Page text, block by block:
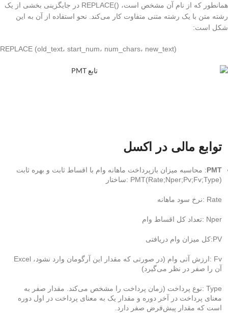
همانطور که از نام آن مشخص است، ()REPLACE در جایگزینی بخشی از یک
رشته متن با یک رشته متنی متفاوت کار می‌کند. نحو استفاده از آن به این
شکل است:
REPLACE (old_text، start_num، num_chars، new_text)
توابع مالی در اکسل
PMT: محاسبه میزان بازپرداخت ماهانه وام با اقساط ثابت و بهره ثابت
PMT(Rate;Nper;Pv;Fv;Type) :ساختار
Rate :نرخ سود ماهانه
Nper :تعداد کل اقساط وام
PV:کل میزان وام دریافتی
Fv :ارزش آتی وام (در صورتی که مقدار این آرگومان وارد نشود، Excel
آن را صفر در نظر می‌گیرد)
Type :نوع پرداخت (زمان پرداخت را مشخص می‌کند. مقدار صفر به
معنای پرداخت در آخر دوره و مقدار یک به معنای پرداخت در اول دوره
است که مقدار پیش‌فرض صفر دارد.